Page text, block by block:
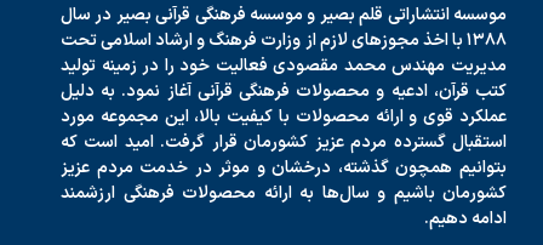
موسسه انتشاراتی قلم بصیر و موسسه فرهنگی قرآنی بصیر در سال
۱۳۸۸ با اخذ مجوزهای لازم از وزارت فرهنگ و ارشاد اسلامی تحت
مدیریت مهندس محمد مقصودی فعالیت خود را در زمینه تولید
کتب قرآن، ادعیه و محصولات فرهنگی قرآنی آغاز نمود. به دلیل
عملکرد قوی و ارائه محصولات با کیفیت بالا، این مجموعه مورد
استقبال گسترده مردم عزیز کشورمان قرار گرفت. امید است که
بتوانیم همچون گذشته، درخشان و موثر در خدمت مردم عزیز
کشورمان باشیم و سال‌ها به ارائه محصولات فرهنگی ارزشمند
ادامه دهیم.